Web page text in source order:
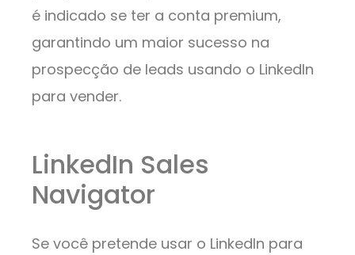
é indicado se ter a conta premium,
garantindo um maior sucesso na
prospecção de leads usando o LinkedIn
para vender.
LinkedIn Sales
Navigator
Se você pretende usar o LinkedIn para